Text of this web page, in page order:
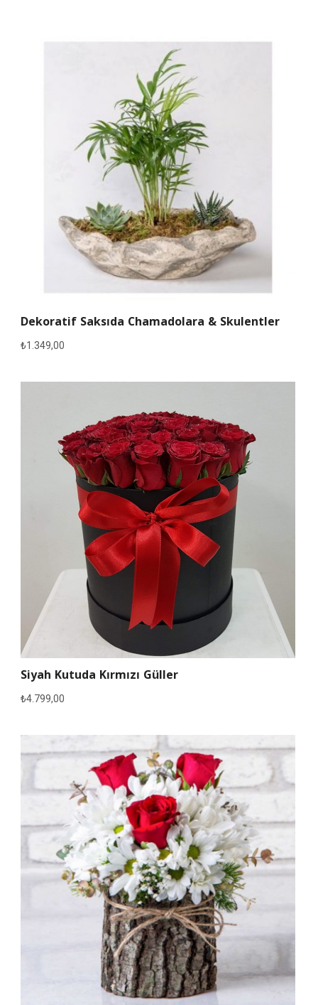
Dekoratif Saksıda Chamadolara & Skulentler
₺1.349,00
Siyah Kutuda Kırmızı Güller
₺4.799,00